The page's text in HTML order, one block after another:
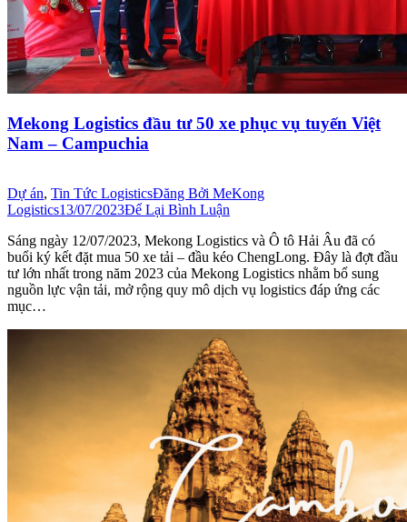
Mekong Logistics đầu tư 50 xe phục vụ tuyến Việt
Nam – Campuchia
Dự án, Tin Tức LogisticsĐăng Bởi MeKong
Logistics13/07/2023Để Lại Bình Luận
Sáng ngày 12/07/2023, Mekong Logistics và Ô tô Hải Âu đã có
buổi ký kết đặt mua 50 xe tải – đầu kéo ChengLong. Đây là đợt đầu
tư lớn nhất trong năm 2023 của Mekong Logistics nhằm bổ sung
nguồn lực vận tải, mở rộng quy mô dịch vụ logistics đáp ứng các
mục…